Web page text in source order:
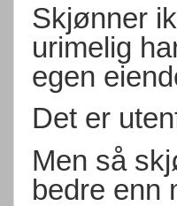
Skjønner
urimelig
egen
Det er
Men så
bedre enn